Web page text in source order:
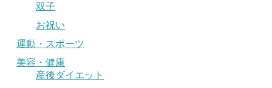
双子
お祝い
運動・スポーツ
美容・健康
産後ダイエット